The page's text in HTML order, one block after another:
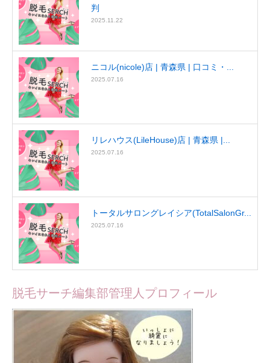
判
2025.11.22
ニコル(nicole)店 | 青森県 | 口コミ・...
2025.07.16
リレハウス(LileHouse)店 | 青森県 |...
2025.07.16
トータルサロングレイシア(TotalSalonGr...
2025.07.16
脱毛サーチ編集部管理人プロフィール